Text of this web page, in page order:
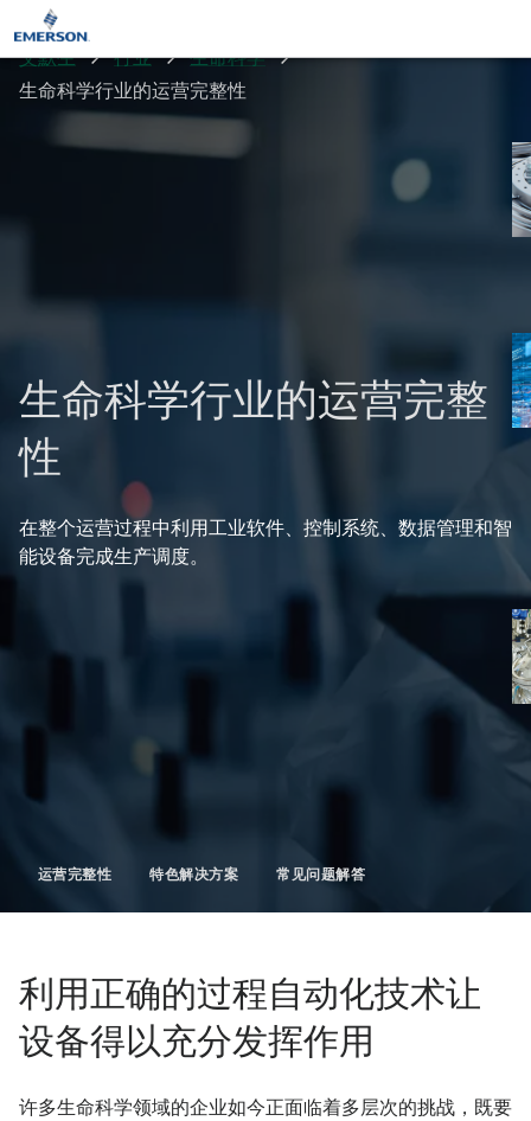
艾默生 行业
生命科学
生命科学行业的运营完整性
生命科学行业的运营完整
性
在整个运营过程中利用工业软件、控制系统、数据管理和智
能设备完成生产调度。
运营完整性 特色解决方案 常见问题解答
利用正确的过程自动化技术让
设备得以充分发挥作用
许多生命科学领域的企业如今正面临着多层次的挑战，既要